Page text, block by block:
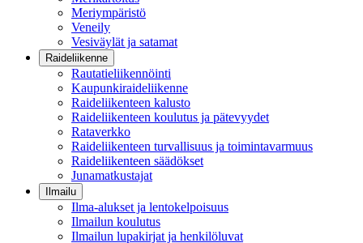
Meriympäristö
Veneily
Vesiväylät ja satamat
Raideliikenne
Rautatieliikennöinti
Kaupunkiraideliikenne
Raideliikenteen kalusto
Raideliikenteen koulutus ja pätevyydet
Rataverkko
Raideliikenteen turvallisuus ja toimintavarmuus
Raideliikenteen säädökset
Junamatkustajat
Ilmailu
Ilma-alukset ja lentokelpoisuus
Ilmailun koulutus
Ilmailun lupakirjat ja henkilöluvat